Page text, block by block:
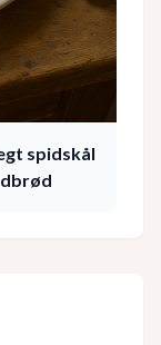
spidskål